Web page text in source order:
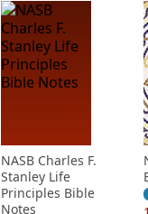
NASB Charles F.
Stanley Life
Principles Bible
Notes